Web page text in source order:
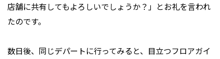
店舗に共有してもよろしいでしょうか？」とお礼を言われ
たのです。
数日後、同じデパートに行ってみると、目立つフロアガイ